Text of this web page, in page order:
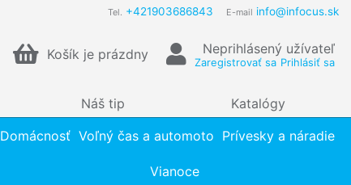
Tel. +421903686843 E-mail info@infocus.sk
Košík je prázdny Neprihlásený užívateľ
Zaregistrovať sa Prihlásiť sa
Náš tip
Katalógy
Domácnosť Voľný čas a automoto Prívesky a náradie
Vianoce